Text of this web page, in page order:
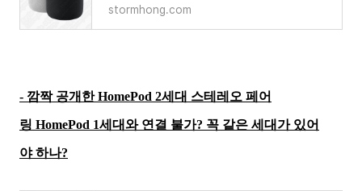
stormhong.com
- 깜짝 공개한 HomePod 2세대 스테레오 페어
링 HomePod 1세대와 연결 불가? 꼭 같은 세대가 있어
야 하나?